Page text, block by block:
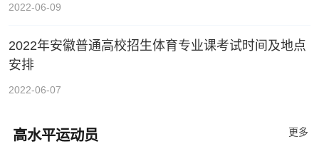
2022-06-09
2022年安徽普通高校招生体育专业课考试时间及地点
安排
2022-06-07
高水平运动员 更多